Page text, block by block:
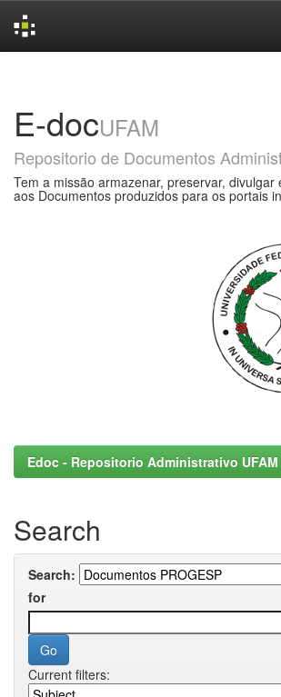
E-docUFAM
Repositorio de Documentos
Tem a missão armazenar, preservar, divulgar
aos Documentos produzidos para os portais
Edoc - Repositorio Administrativo UFAM
Search
Search:
for
Current filters: